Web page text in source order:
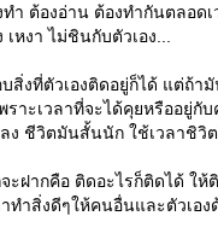
ทำ ต้องอ่าน ต้องทำกันตลอด
หงา ไม่ชินกับตัวเอง...
สิ่งที่ตัวเองติดอยู่ก็ได้ แต่ถ้ามั
ราะเวลาที่จะได้คุยหรืออยู่กั
ง ชีวิตมันสั้นนัก ใช้เวลาชิวิ
ะฝากคือ ติดอะไรก็ติดได้ ให้
ทำสิ่งดีๆให้คนอื่นและตัวเอ